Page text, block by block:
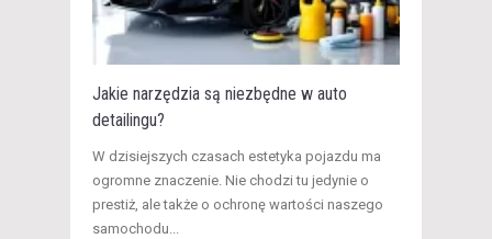
Jakie narzędzia są niezbędne w auto
detailingu?
W dzisiejszych czasach estetyka pojazdu ma
ogromne znaczenie. Nie chodzi tu jedynie o
prestiż, ale także o ochronę wartości naszego
samochodu...